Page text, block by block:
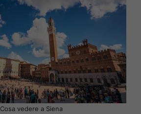
Cosa vedere a Siena